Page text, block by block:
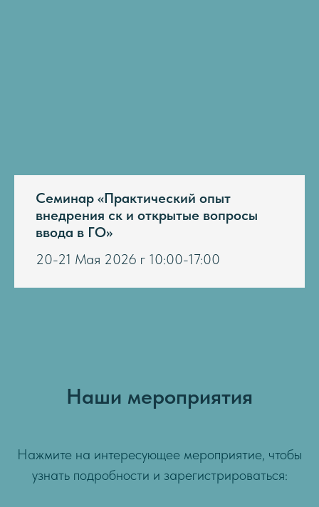
Семинар «Практический опыт
внедрения ск и открытые вопросы
ввода в ГО»
20-21 Мая 2026 г 10:00-17:00
Наши мероприятия
Нажмите на интересующее мероприятие, чтобы
узнать подробности и зарегистрироваться: